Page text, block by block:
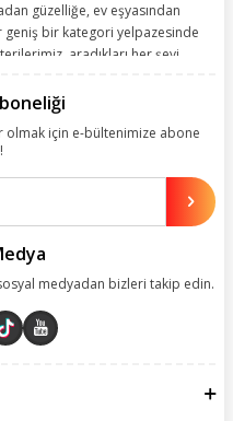
güzelliğe, ev eşyasından
bir kategori yelpazesinde
aradıkları her şeyi
sunarken deneyiminize
memnuniyetini
için e-bültenimize abone
medyadan bizleri takip edin.